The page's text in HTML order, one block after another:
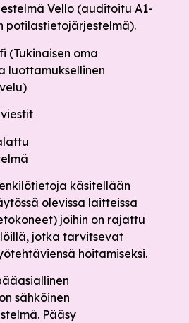
Vello (auditoitu A1-
potilastietojärjestelmä).
(Tukinaisen oma
luottamuksellinen
käsitellään
olevissa laitteissa
joihin on rajattu
jotka tarvitsevat
hoitamiseksi.
sähköinen
Pääsy